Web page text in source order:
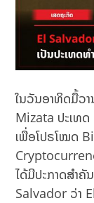
ໃນວັນອາທິດມື້ວ
Mizata ປະເທ
ເພື່ອໂປຣໂໝດ
ໄດ້ມີປະກາດສຳ
Salvador ວ່າ